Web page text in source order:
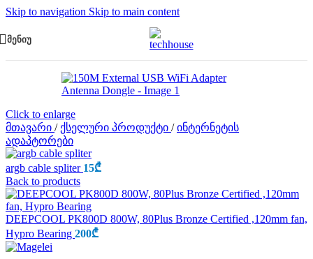
Skip to navigation Skip to main content
ᲛᲔᲜᲘᲣ
Click to enlarge
მთავარი / ქსელური პროდუქტი / ინტერნეტის
ადაპტორები
argb cable spliter 15₾
Back to products
DEEPCOOL PK800D 800W, 80Plus Bronze Certified ,120mm fan,
Hypro Bearing 200₾